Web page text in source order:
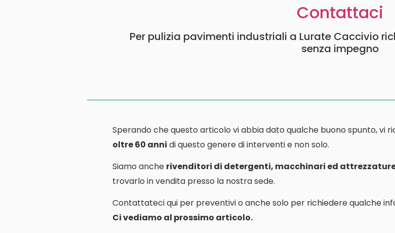
Contattaci
Per pulizia pavimenti industriali a Lurate Caccivio
senza impegno
Sperando che questo articolo vi abbia dato qualche buono spunto, vi
oltre 60 anni di questo genere di interventi e non solo.
Siamo anche rivenditori di detergenti, macchinari ed
trovarlo in vendita presso la nostra sede.
Contattateci qui per preventivi o anche solo per richiedere qualche
Ci vediamo al prossimo articolo.